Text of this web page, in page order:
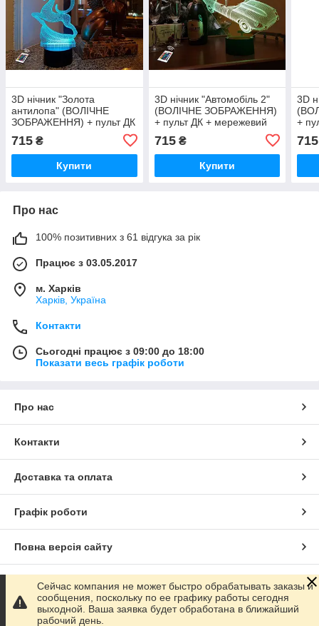
3D нічник "Золота
антилопа" (ВОЛІЧНЕ
ЗОБРАЖЕННЯ) + пульт ДК
+батарейки (3ААА)
3DTOYSLAMP
715 ₴
Купити
3D нічник "Автомобіль 2"
(ВОЛІЧНЕ ЗОБРАЖЕННЯ)
+ пульт ДК + мережевий
(3ААА) 3DTOYSLAMP
715₴
Купити
3D
+
715
Про нас
100% позитивних з 61 відгука за рік
Працює з 03.05.2017
м. Харків
Харків, Україна
Контакти
Сьогодні працює з 09:00 до 18:00
Показати весь графік роботи
Про нас
Контакти
Доставка та оплата
Графік роботи
Повна версія сайту
Сайт створено на маркетплейсі Prom.ua
Політика конфіденційності
Сейчас компания не может быстро обрабатывать заказы и
сообщения, поскольку по ее графику работы сегодня
выходной. Ваша заявка будет обработана в ближайший
рабочий день.